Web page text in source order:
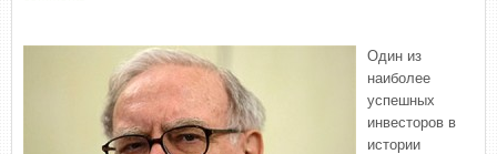
Один из
наиболее
успешных
инвесторов в
истории